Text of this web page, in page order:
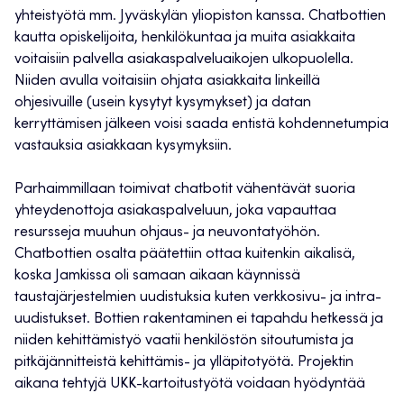
yhteistyötä mm. Jyväskylän yliopiston kanssa. Chatbottien
kautta opiskelijoita, henkilökuntaa ja muita asiakkaita
voitaisiin palvella asiakaspalveluaikojen ulkopuolella.
Niiden avulla voitaisiin ohjata asiakkaita linkeillä
ohjesivuille (usein kysytyt kysymykset) ja datan
kerryttämisen jälkeen voisi saada entistä kohdennetumpia
vastauksia asiakkaan kysymyksiin.
Parhaimmillaan toimivat chatbotit vähentävät suoria
yhteydenottoja asiakaspalveluun, joka vapauttaa
resursseja muuhun ohjaus- ja neuvontatyöhön.
Chatbottien osalta päätettiin ottaa kuitenkin aikalisä,
koska Jamkissa oli samaan aikaan käynnissä
taustajärjestelmien uudistuksia kuten verkkosivu- ja intra-
uudistukset. Bottien rakentaminen ei tapahdu hetkessä ja
niiden kehittämistyö vaatii henkilöstön sitoutumista ja
pitkäjännitteistä kehittämis- ja ylläpitotyötä. Projektin
aikana tehtyjä UKK-kartoitustyötä voidaan hyödyntää